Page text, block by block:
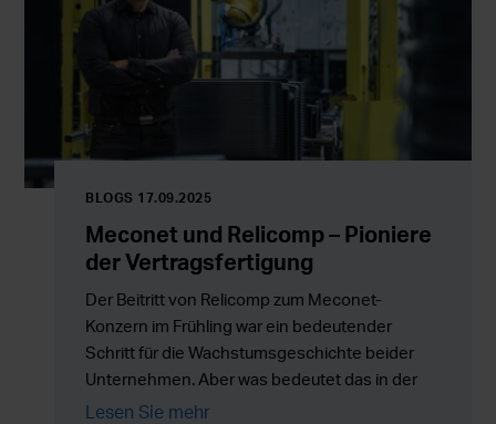
BLOGS 17.09.2025
Meconet und Relicomp – Pioniere
der Vertragsfertigung
Der Beitritt von Relicomp zum Meconet-
Konzern im Frühling war ein bedeutender
Schritt für die Wachstumsgeschichte beider
Unternehmen. Aber was bedeutet das in der
Praxis? Die Antwort ist einfach: Relicomp
Lesen Sie mehr